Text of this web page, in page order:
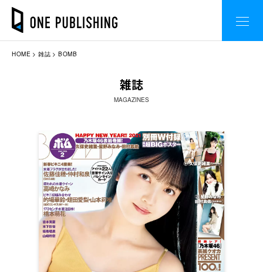
HOME 雑誌 BOMB
雑誌
MAGAZINES